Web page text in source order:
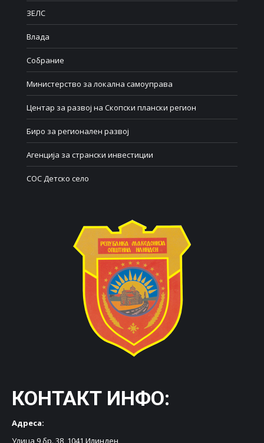
ЗЕЛС
Влада
Собрание
Министерство за локална самоуправа
Центар за развој на Скопски плански регион
Биро за регионален развој
Агенција за странски инвестиции
СОС Детско село
КОНТАКТ ИНФО:
Адреса:
Улица 9 бр. 38, 1041 Илинден